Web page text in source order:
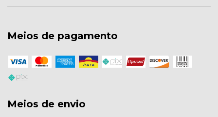
Meios de pagamento
Meios de envio